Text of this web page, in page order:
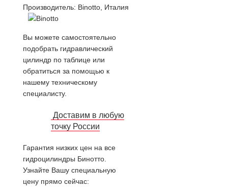
Производитель: Binotto, Италия
Вы можете самостоятельно
подобрать гидравлический
цилиндр по таблице или
обратиться за помощью к
нашему техническому
специалисту.
Доставим в любую
точку России
Гарантия низких цен на все
гидроцилиндры Бинотто.
Узнайте Вашу специальную
цену прямо сейчас: